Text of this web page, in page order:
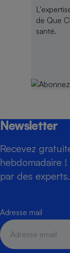
de Que
santé.
Newsletter
Recevez
hebdomadaire
par des experts.
Adresse mail